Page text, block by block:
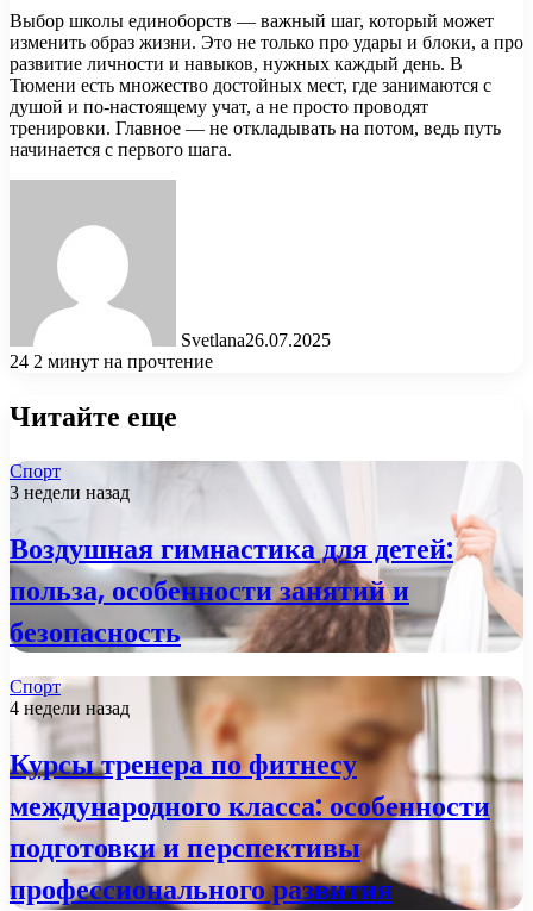
Выбор школы единоборств — важный шаг, который может
изменить образ жизни. Это не только про удары и блоки, а про
развитие личности и навыков, нужных каждый день. В
Тюмени есть множество достойных мест, где занимаются с
душой и по-настоящему учат, а не просто проводят
тренировки. Главное — не откладывать на потом, ведь путь
начинается с первого шага.
Svetlana26.07.2025
24 2 минут на прочтение
Читайте еще
Спорт
3 недели назад
Воздушная гимнастика для детей:
польза, особенности занятий и
безопасность
Спорт
4 недели назад
Курсы тренера по фитнесу
международного класса: особенности
подготовки и перспективы
профессионального развития